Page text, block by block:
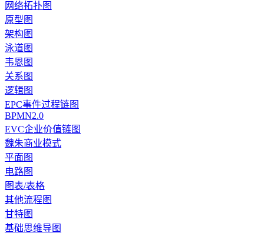
网络拓扑图
原型图
架构图
泳道图
韦恩图
关系图
逻辑图
EPC事件过程链图
BPMN2.0
EVC企业价值链图
魏朱商业模式
平面图
电路图
图表/表格
其他流程图
甘特图
基础思维导图